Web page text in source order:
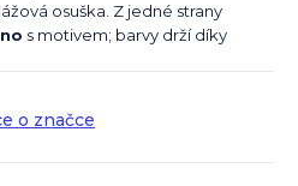
osuška. Z jedné strany
s motivem; barvy drží díky
o značce